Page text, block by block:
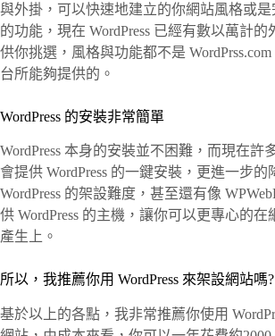
與外掛，可以快速地建立的你網站風格或
的功能，現在 WordPress 已經有數以萬計的
供你挑選，風格與功能都不是
台所能夠提供的。
WordPress 的安裝非常簡單
WordPress 本身的安裝並不困難，而現在許
會提供 WordPress 的一鍵安裝，更進一步的
WordPress 的架設難度，甚至還有像
供 WordPress 的主機，讓你可以更專心的在
產生上。
所以，我推薦你用 WordPress 來架設網站嗎?
基於以上的各點，我非常推薦你使用